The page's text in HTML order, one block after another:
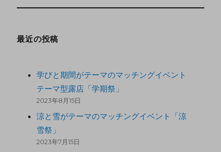
最近の投稿
学びと期間がテーマのマッチングイベント
テーマ型露店「学期祭」
2023年8月15日
涼と雪がテーマのマッチングイベント「涼
雪祭」
2023年7月15日